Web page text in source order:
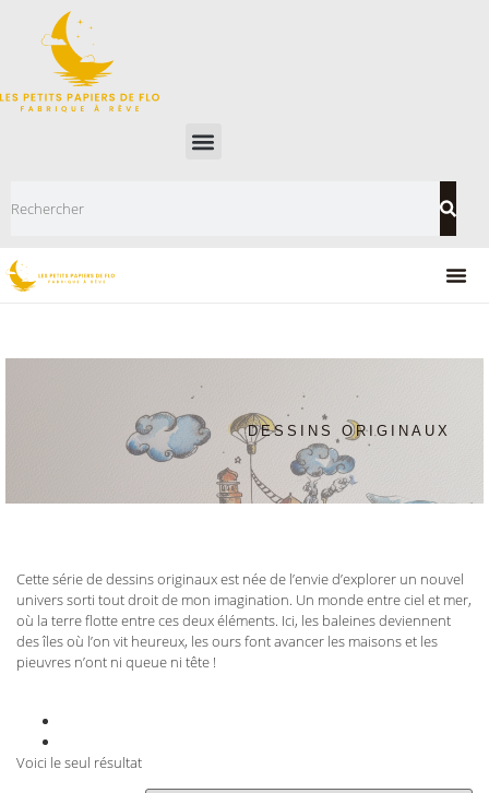
DESSINS ORIGINAUX
Cette série de dessins originaux est née de l’envie d’explorer un nouvel
univers sorti tout droit de mon imagination. Un monde entre ciel et mer,
où la terre flotte entre ces deux éléments. Ici, les baleines deviennent
des îles où l’on vit heureux, les ours font avancer les maisons et les
pieuvres n’ont ni queue ni tête !
Voici le seul résultat